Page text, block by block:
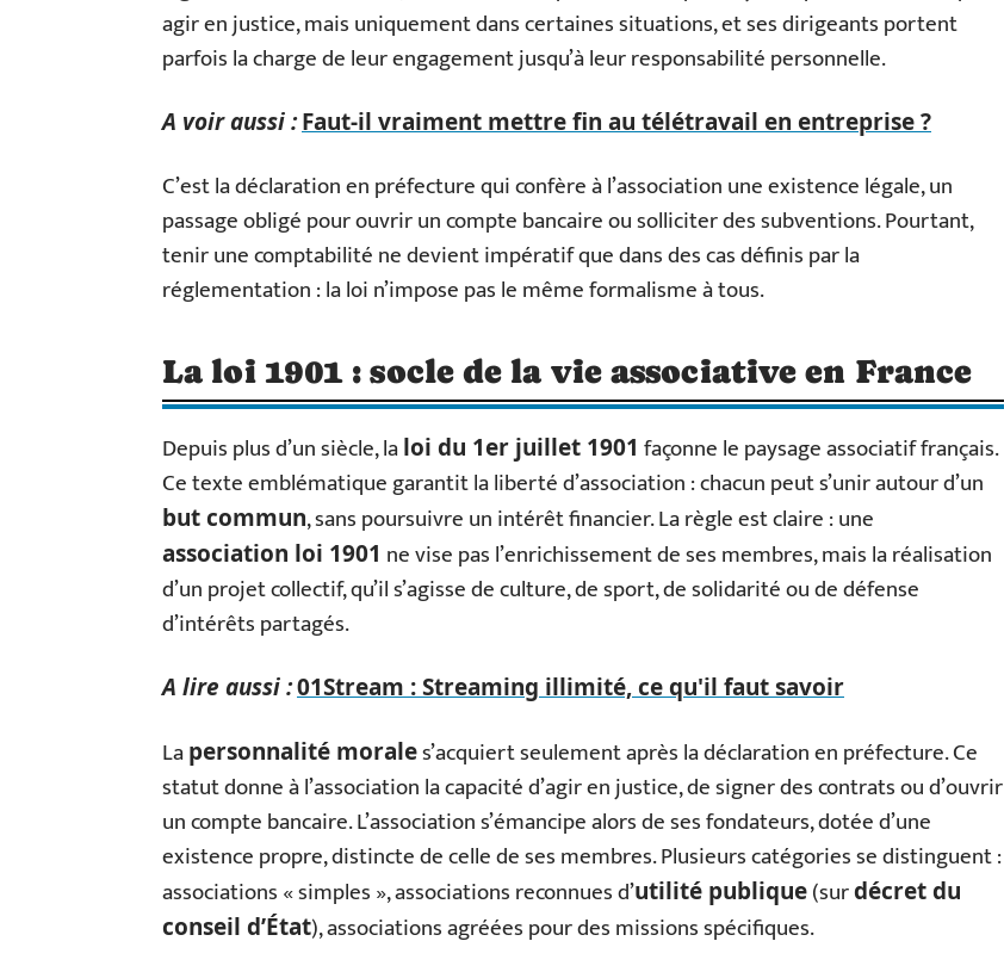
agir en justice, mais uniquement dans certaines situations, et ses dirigeants portent
parfois la charge de leur engagement jusqu’à leur responsabilité personnelle.
A voir aussi :Faut-il vraiment mettre fin au télétravail en entreprise ?
C’est la déclaration en préfecture qui confère à l’association une existence légale, un
passage obligé pour ouvrir un compte bancaire ou solliciter des subventions. Pourtant,
tenir une comptabilité ne devient impératif que dans des cas définis par la
réglementation : la loi n’impose pas le même formalisme à tous.
La loi 1901 : socle de la vie associative en France
Depuis plus d’un siècle, laloi du 1er juillet 1901 façonne le paysage associatif français.
Ce texte emblématique garantit la liberté d’association : chacun peut s’unir autour d’un
but commun, sans poursuivre un intérêt financier. La règle est claire : une
association loi 1901 ne vise pas l’enrichissement de ses membres, mais la réalisation
d’un projet collectif, qu’il s’agisse de culture, de sport, de solidarité ou de défense
d’intérêts partagés.
A lire aussi :01Stream : Streaming illimité, ce qu'il faut savoir
Lapersonnalité morales’acquiert seulement après la déclaration en préfecture. Ce
statut donne à l’association la capacité d’agir en justice, de signer des contrats ou d’ouvrir
un compte bancaire. L’association s’émancipe alors de ses fondateurs, dotée d’une
existence propre, distincte de celle de ses membres. Plusieurs catégories se distinguent :
associations « simples », associations reconnues d’utilité publique(surdécret du
conseil d’État), associations agréées pour des missions spécifiques.